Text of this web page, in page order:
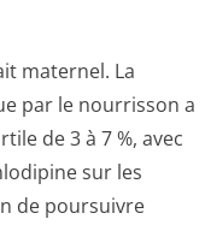
maternel. La
par le nourrisson a
de 3 à 7 %, avec
sur les
de poursuivre